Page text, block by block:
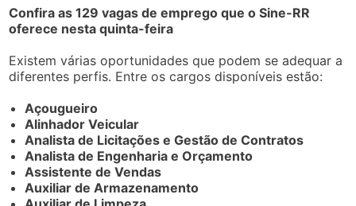
Confira as 129 vagas de emprego que o Sine-RR
oferece nesta quinta-feira
Existem várias oportunidades que podem se adequar a
diferentes perfis. Entre os cargos disponíveis estão:
Açougueiro
Alinhador Veicular
Analista de Licitações e Gestão de Contratos
Analista de Engenharia e Orçamento
Assistente de Vendas
Auxiliar de Armazenamento